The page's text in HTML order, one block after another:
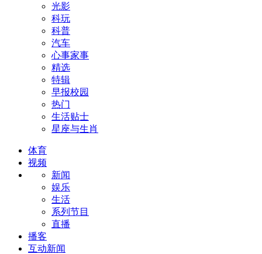
光影
科玩
科普
汽车
心事家事
精选
特辑
早报校园
热门
生活贴士
星座与生肖
体育
视频
新闻
娱乐
生活
系列节目
直播
播客
互动新闻